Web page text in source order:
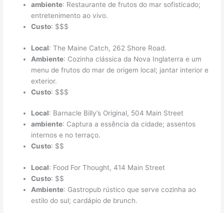
ambiente: Restaurante de frutos do mar sofisticado;
entretenimento ao vivo.
Custo: $$$
Local: The Maine Catch, 262 Shore Road.
Ambiente: Cozinha clássica da Nova Inglaterra e um
menu de frutos do mar de origem local; jantar interior e
exterior.
Custo: $$$
Local: Barnacle Billy’s Original, 504 Main Street
ambiente: Captura a essência da cidade; assentos
internos e no terraço.
Custo: $$
Local: Food For Thought, 414 Main Street
Custo: $$
Ambiente: Gastropub rústico que serve cozinha ao
estilo do sul; cardápio de brunch.